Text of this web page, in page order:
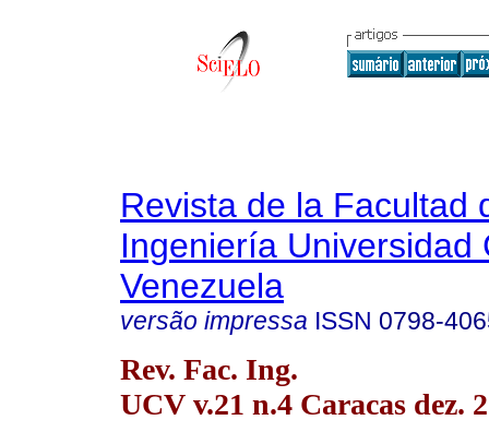
Revista de la Facultad
Ingeniería Universidad
Venezuela
versão impressa ISSN 0798-
Rev. Fac. Ing.
UCV v.21 n.4 Caracas dez.